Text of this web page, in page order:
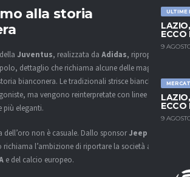
ULTIME
ECCO
9
ECCO
9
alla storia
Juventus, realizzata da Adidas, ripropone il
dettaglio che richiama alcune delle maglie
bianconera. Le tradizionali strisce bianche e
ma vengono reinterpretate con linee
più eleganti.
dell’oro non è casuale. Dallo sponsorJeep
l’ambizione di riportare la società ai
e del calcio europeo.